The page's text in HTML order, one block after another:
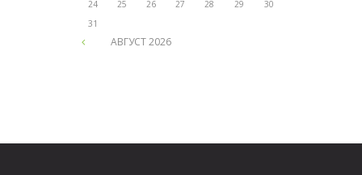
АВГУСТ2026
24
25 26 27 28 29
30
31